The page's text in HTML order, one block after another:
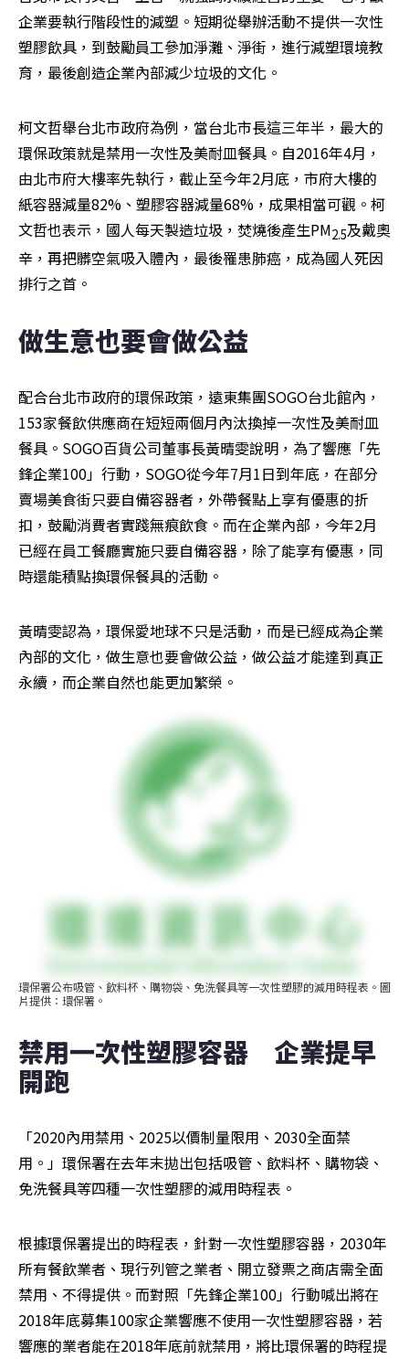
企業要執行階段性的減塑。短期從舉辦活動不提供一次性
塑膠飲具，到鼓勵員工參加淨灘、淨街，進行減塑環境教
育，最後創造企業內部減少垃圾的文化。
柯文哲舉台北市政府為例，當台北市長這三年半，最大的
環保政策就是禁用一次性及美耐皿餐具。自2016年4月，
由北市府大樓率先執行，截止至今年2月底，市府大樓的
紙容器減量82%、塑膠容器減量68%，成果相當可觀。柯
文哲也表示，國人每天製造垃圾，焚燒後產生PM2.5及戴奧
辛，再把髒空氣吸入體內，最後罹患肺癌，成為國人死因
排行之首。
做生意也要會做公益
配合台北市政府的環保政策，遠東集團SOGO台北館內，
153家餐飲供應商在短短兩個月內汰換掉一次性及美耐皿
餐具。SOGO百貨公司董事長黃晴雯說明，為了響應「先
鋒企業100」行動，SOGO從今年7月1日到年底，在部分
賣場美食街只要自備容器者，外帶餐點上享有優惠的折
扣，鼓勵消費者實踐無痕飲食。而在企業內部，今年2月
已經在員工餐廳實施只要自備容器，除了能享有優惠，同
時還能積點換環保餐具的活動。
黃晴雯認為，環保愛地球不只是活動，而是已經成為企業
內部的文化，做生意也要會做公益，做公益才能達到真正
永續，而企業自然也能更加繁榮。
環保署公布吸管、飲料杯、購物袋、免洗餐具等一次性塑膠的減用時程表。圖
片提供：環保署。
禁用一次性塑膠容器　企業提早
開跑
「2020內用禁用、2025以價制量限用、2030全面禁
用。」環保署在去年末拋出包括吸管、飲料杯、購物袋、
免洗餐具等四種一次性塑膠的減用時程表。
根據環保署提出的時程表，針對一次性塑膠容器，2030年
所有餐飲業者、現行列管之業者、開立發票之商店需全面
禁用、不得提供。而對照「先鋒企業100」行動喊出將在
2018年底募集100家企業響應不使用一次性塑膠容器，若
響應的業者能在2018年底前就禁用，將比環保署的時程提